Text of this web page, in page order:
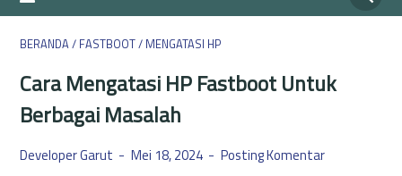
BERANDA/ FASTBOOT/ MENGATASI HP
Cara Mengatasi HP Fastboot Untuk
Berbagai Masalah
Developer Garut Mei 18, 2024 Posting Komentar